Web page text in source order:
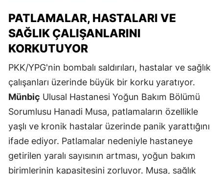
PATLAMALAR, HASTALARI VE
SAĞLIK ÇALIŞANLARINI
KORKUTUYOR
PKK/YPG'nin bombalı saldırıları, hastalar ve sağlık
çalışanları üzerinde büyük bir korku yaratıyor.
Münbiç Ulusal Hastanesi Yoğun Bakım Bölümü
Sorumlusu Hanadi Musa, patlamaların özellikle
yaşlı ve kronik hastalar üzerinde panik yarattığını
ifade ediyor. Patlamalar nedeniyle hastaneye
getirilen yaralı sayısının artması, yoğun bakım
birimlerinin kapasitesini zorluyor. Musa, sağlık